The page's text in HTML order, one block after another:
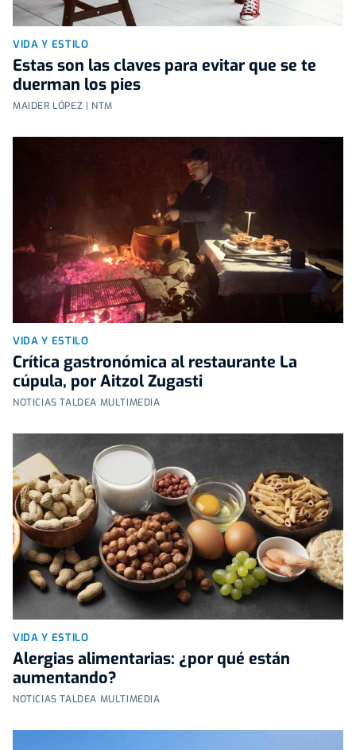
VIDA Y ESTILO
Estas son las claves para evitar que se te
duerman los pies
MAIDER LÓPEZ | NTM
VIDA Y ESTILO
Crítica gastronómica al restaurante La
cúpula, por Aitzol Zugasti
NOTICIAS TALDEA MULTIMEDIA
VIDA Y ESTILO
Alergias alimentarias: ¿por qué están
aumentando?
NOTICIAS TALDEA MULTIMEDIA